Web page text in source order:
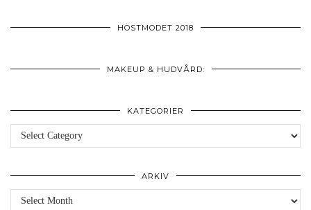
HÖSTMODET 2018
MAKEUP & HUDVÅRD:
KATEGORIER
Kategorier
ARKIV
Arkiv